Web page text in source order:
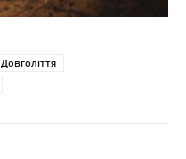
Довголіття